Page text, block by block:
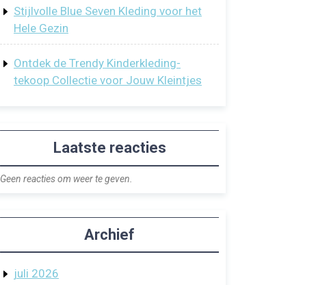
Stijlvolle Blue Seven Kleding voor het
Hele Gezin
Ontdek de Trendy Kinderkleding-
tekoop Collectie voor Jouw Kleintjes
Laatste reacties
Geen reacties om weer te geven.
Archief
juli 2026